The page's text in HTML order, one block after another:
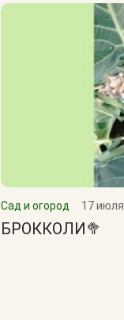
Сад и огород 17 июля
БРОККОЛИ🥦